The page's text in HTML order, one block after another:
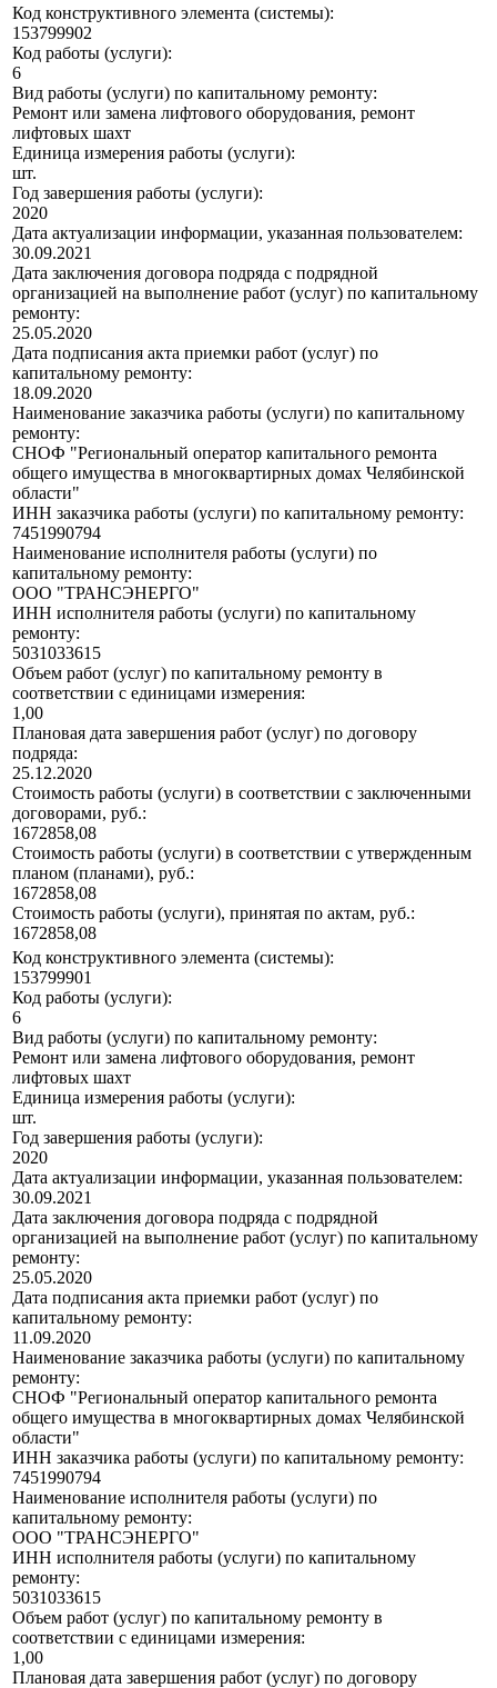
Код конструктивного элемента (системы):
153799902
Код работы (услуги):
6
Вид работы (услуги) по капитальному ремонту:
Ремонт или замена лифтового оборудования, ремонт
лифтовых шахт
Единица измерения работы (услуги):
шт.
Год завершения работы (услуги):
2020
Дата актуализации информации, указанная пользователем:
30.09.2021
Дата заключения договора подряда с подрядной
организацией на выполнение работ (услуг) по капитальному
ремонту:
25.05.2020
Дата подписания акта приемки работ (услуг) по
капитальному ремонту:
18.09.2020
Наименование заказчика работы (услуги) по капитальному
ремонту:
СНОФ "Региональный оператор капитального ремонта
общего имущества в многоквартирных домах Челябинской
области"
ИНН заказчика работы (услуги) по капитальному ремонту:
7451990794
Наименование исполнителя работы (услуги) по
капитальному ремонту:
ООО "ТРАНСЭНЕРГО"
ИНН исполнителя работы (услуги) по капитальному
ремонту:
5031033615
Объем работ (услуг) по капитальному ремонту в
соответствии с единицами измерения:
1,00
Плановая дата завершения работ (услуг) по договору
подряда:
25.12.2020
Стоимость работы (услуги) в соответствии с заключенными
договорами, руб.:
1672858,08
Стоимость работы (услуги) в соответствии с утвержденным
планом (планами), руб.:
1672858,08
Стоимость работы (услуги), принятая по актам, руб.:
1672858,08
Код конструктивного элемента (системы):
153799901
Код работы (услуги):
6
Вид работы (услуги) по капитальному ремонту:
Ремонт или замена лифтового оборудования, ремонт
лифтовых шахт
Единица измерения работы (услуги):
шт.
Год завершения работы (услуги):
2020
Дата актуализации информации, указанная пользователем:
30.09.2021
Дата заключения договора подряда с подрядной
организацией на выполнение работ (услуг) по капитальному
ремонту:
25.05.2020
Дата подписания акта приемки работ (услуг) по
капитальному ремонту:
11.09.2020
Наименование заказчика работы (услуги) по капитальному
ремонту:
СНОФ "Региональный оператор капитального ремонта
общего имущества в многоквартирных домах Челябинской
области"
ИНН заказчика работы (услуги) по капитальному ремонту:
7451990794
Наименование исполнителя работы (услуги) по
капитальному ремонту:
ООО "ТРАНСЭНЕРГО"
ИНН исполнителя работы (услуги) по капитальному
ремонту:
5031033615
Объем работ (услуг) по капитальному ремонту в
соответствии с единицами измерения:
1,00
Плановая дата завершения работ (услуг) по договору